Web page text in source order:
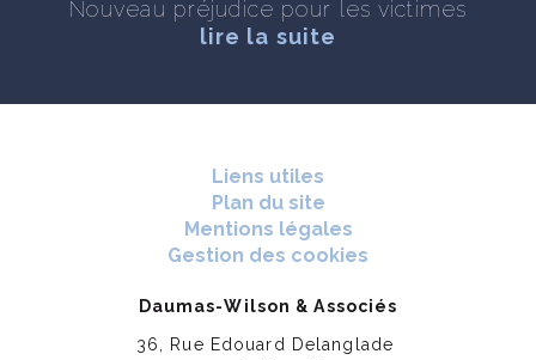
Nouveau préjudice pour les victimes
lire la suite
Liens utiles
Plan du site
Mentions légales
Gestion des cookies
Daumas-Wilson & Associés
36, Rue Edouard Delanglade